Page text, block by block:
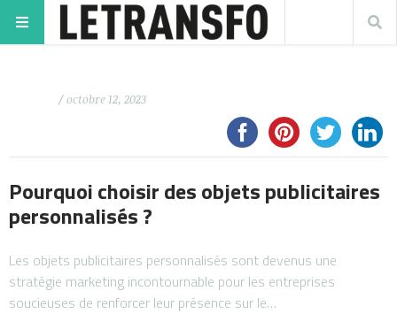
/ octobre 12, 2023
Pourquoi choisir des objets publicitaires
personnalisés ?
Les objets publicitaires personnalisés sont devenus une
stratégie marketing incontournable pour les entreprises
soucieuses de renforcer leur présence sur le…